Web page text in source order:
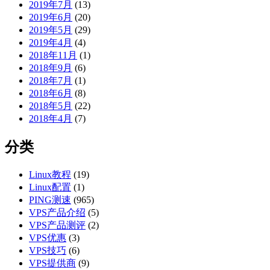
2019年7月 (13)
2019年6月 (20)
2019年5月 (29)
2019年4月 (4)
2018年11月 (1)
2018年9月 (6)
2018年7月 (1)
2018年6月 (8)
2018年5月 (22)
2018年4月 (7)
分类
Linux教程 (19)
Linux配置 (1)
PING测速 (965)
VPS产品介绍 (5)
VPS产品测评 (2)
VPS优惠 (3)
VPS技巧 (6)
VPS提供商 (9)